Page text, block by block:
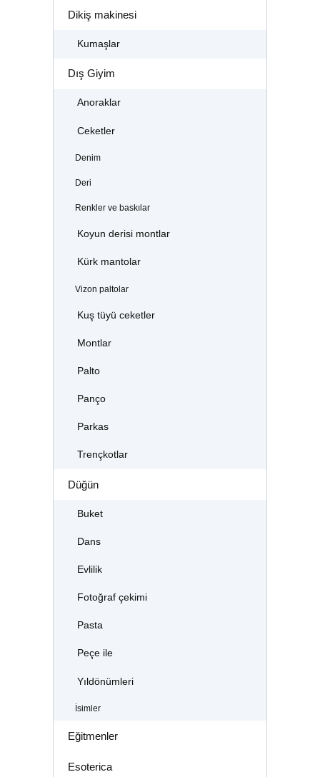
Dikiş makinesi
Kumaşlar
Dış Giyim
Anoraklar
Ceketler
Denim
Deri
Renkler ve baskılar
Koyun derisi montlar
Kürk mantolar
Vizon paltolar
Kuş tüyü ceketler
Montlar
Palto
Panço
Parkas
Trençkotlar
Düğün
Buket
Dans
Evlilik
Fotoğraf çekimi
Pasta
Peçe ile
Yıldönümleri
İsimler
Eğitmenler
Esoterica